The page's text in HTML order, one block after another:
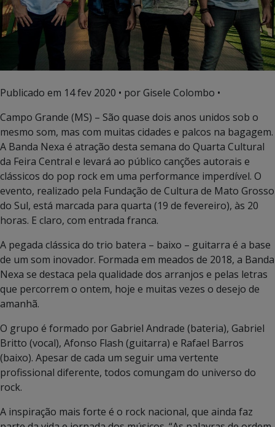
Publicado em 14 fev 2020 • por Gisele Colombo •
Campo Grande (MS) – São quase dois anos unidos sob o
mesmo som, mas com muitas cidades e palcos na bagagem.
A Banda Nexa é atração desta semana do Quarta Cultural
da Feira Central e levará ao público canções autorais e
clássicos do pop rock em uma performance imperdível. O
evento, realizado pela Fundação de Cultura de Mato Grosso
do Sul, está marcada para quarta (19 de fevereiro), às 20
horas. E claro, com entrada franca.
A pegada clássica do trio batera – baixo – guitarra é a base
de um som inovador. Formada em meados de 2018, a Banda
Nexa se destaca pela qualidade dos arranjos e pelas letras
que percorrem o ontem, hoje e muitas vezes o desejo de
amanhã.
O grupo é formado por Gabriel Andrade (bateria), Gabriel
Britto (vocal), Afonso Flash (guitarra) e Rafael Barros
(baixo). Apesar de cada um seguir uma vertente
profissional diferente, todos comungam do universo do
rock.
A inspiração mais forte é o rock nacional, que ainda faz